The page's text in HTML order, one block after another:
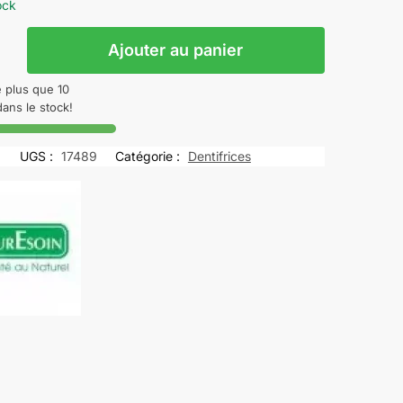
Ajouter au panier
plus que 10
le stock!
UGS : 17489 Catégorie : Dentifrices